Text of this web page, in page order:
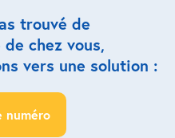
trouvé de
chez vous,
vers une solution :
numéro